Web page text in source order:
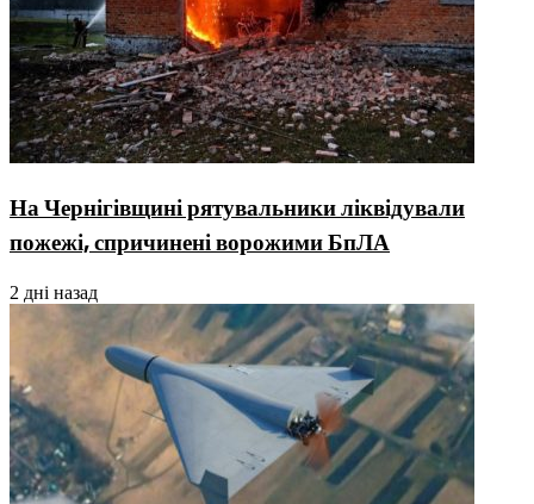
На Чернігівщині рятувальники ліквідували
пожежі, спричинені ворожими БпЛА
2 дні назад